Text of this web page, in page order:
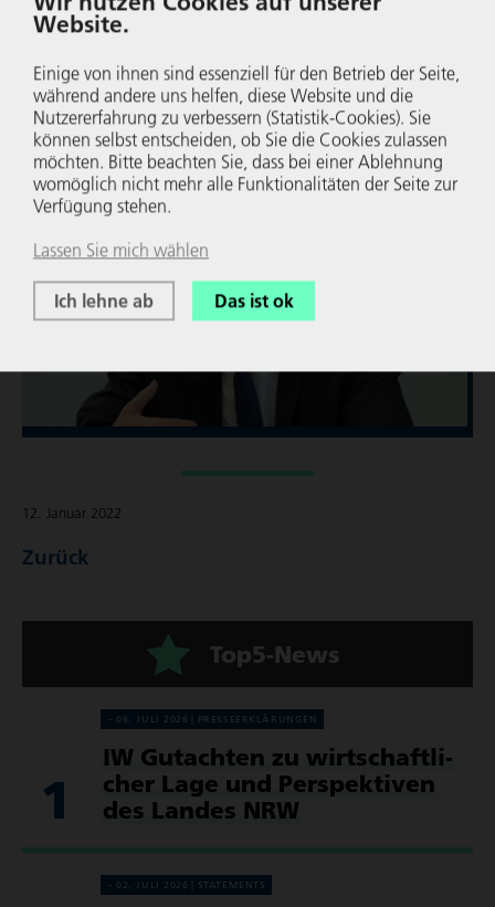
Regelungen bereits vor der Befassung des
Kabinetts zu konsultieren sei. „An dieser Stelle ist
der Gesetzentwurf bisher sogar ein Rückschritt
gegenüber der geltenden Regelung“, erklärte
Pöttering.
12. Januar 2022
Zurück
Top5-News
1
06. JULI 2026 PRES­SE­ER­KLÄ­RUN­GEN
IW Gutachten zu wirt­schaft­li­
cher Lage und Perspek­tiven
des Landes NRW
02. JULI 2026 STATE­MENTS
Website.
Einige von ihnen sind essenziell für den Betrieb der Seite,
während andere uns helfen, diese Website und die
Nutzer­er­fah­rung zu verbessern (Statistik-Cookies). Sie
können selbst entscheiden, ob Sie die Cookies zulassen
möchten. Bitte beachten Sie, dass bei einer Ablehnung
womöglich nicht mehr alle Funk­tio­na­li­täten der Seite zur
Verfügung stehen.
Lassen Sie mich wählen
Ich lehne ab Das ist ok